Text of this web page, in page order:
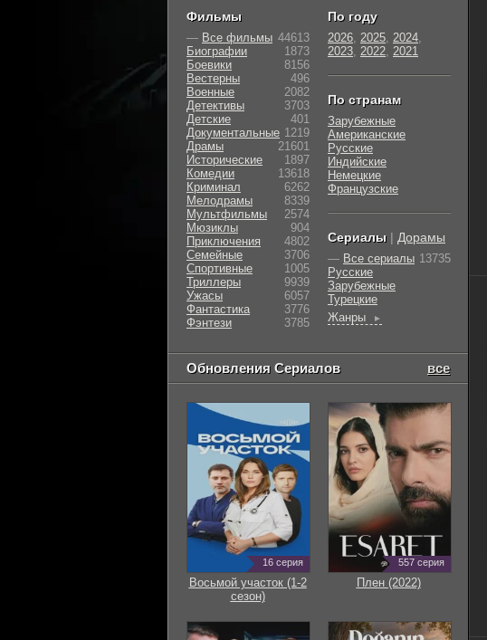
Фильмы
— Все фильмы 44613
Биографии
1873
Боевики
8156
Вестерны
496
Военные
2082
Детективы
3703
Детские
401
Документальные 1219
Драмы
21601
Исторические
1897
Комедии
13618
Криминал
6262
Мелодрамы
8339
Мультфильмы
2574
Мюзиклы
904
Приключения
4802
Семейные
3706
Cпортивные
1005
Триллеры
9939
Ужасы
6057
Фантастика
3776
Фэнтези
3785
По году
2026, 2025, 2024,
2023, 2022, 2021
По странам
Зарубежные
Американские
Русские
Индийские
Немецкие
Французские
Сериалы | Дорамы
— Все сериалы 13735
Русские
Зарубежные
Турецкие
Жанры
►
Обновления Сериалов все
16 серия
Восьмой участок (1-2
сезон)
557 серия
Плен (2022)